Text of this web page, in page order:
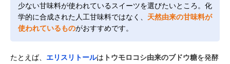
少ない甘味料が使われているスイーツを選びたいところ。化
学的に合成された人工甘味料ではなく、 天然由来の甘味料が
使われているものがおすすめです。
たとえば、 エリスリトールは トウモロコシ由来のブドウ糖を発酵